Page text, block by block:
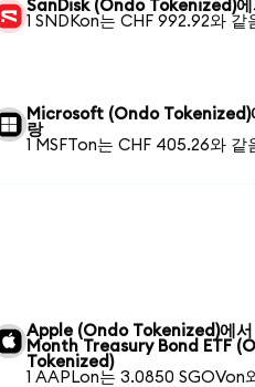
SanDisk (Ondo Tokenized)에
1 SNDKon는 CHF 992.92와 같
Microsoft (Ondo Tokenized)
랑
1 MSFTon는 CHF 405.26와 같
Apple (Ondo Tokenized)에
Month Treasury Bond ETF
Tokenized)
1 AAPLon는 3.0850 SGOVon